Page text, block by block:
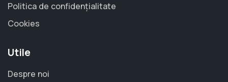
Politica de confidențialitate
Cookies
Utile
Despre noi